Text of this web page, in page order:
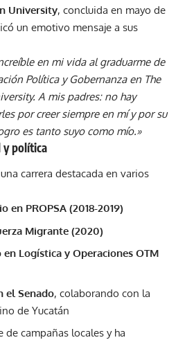
University, concluida en mayo de
un emotivo mensaje a sus
en mi vida al graduarme de
Política y Gobernanza en The
A mis padres: no hay
por creer siempre en mí y por su
es tanto suyo como mío.»
y política
carrera destacada en varios
en PROPSA (2018-2019)
Migrante (2020)
Logística y Operaciones OTM
el Senado, colaborando con la
de Yucatán
de campañas locales y ha